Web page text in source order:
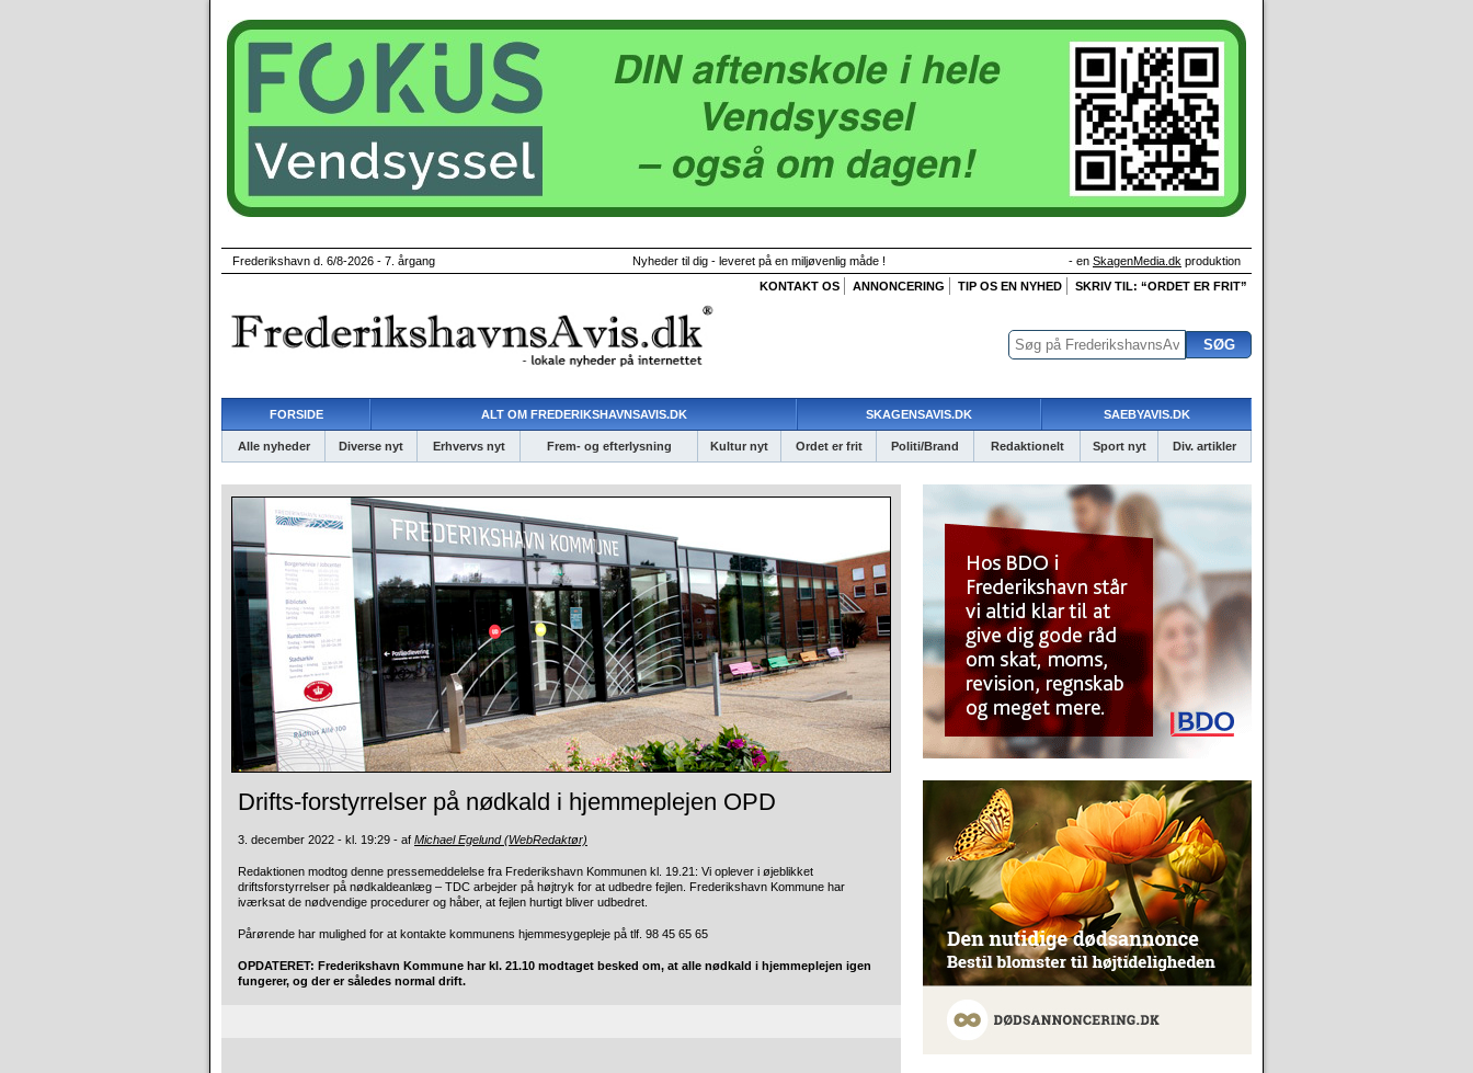
Frederikshavn d. 6/8-2026 - 7. årgang Nyheder til dig - leveret på en miljøvenlig måde ! - en SkagenMedia.dk produktion
KONTAKT OS
ANNONCERING TIP OS EN NYHED SKRIV TIL: “ORDET ER FRIT”
FORSIDE ALT OM FREDERIKSHAVNSAVIS.DK SKAGENSAVIS.DK SAEBYAVIS.DK
Alle nyheder Diverse nyt Erhvervs nyt Frem- og efterlysning Kultur nyt Ordet er frit Politi/Brand Redaktionelt Sport nyt Div. artikler
Drifts-forstyrrelser på nødkald i hjemmeplejen OPD
3. december 2022 - kl. 19:29 - af Michael Egelund (WebRedaktør)
Redaktionen modtog denne pressemeddelelse fra Frederikshavn Kommunen kl. 19.21: Vi oplever i øjeblikket
driftsforstyrrelser på nødkaldeanlæg – TDC arbejder på højtryk for at udbedre fejlen. Frederikshavn Kommune har
iværksat de nødvendige procedurer og håber, at fejlen hurtigt bliver udbedret.
Pårørende har mulighed for at kontakte kommunens hjemmesygepleje på tlf. 98 45 65 65
OPDATERET: Frederikshavn Kommune har kl. 21.10 modtaget besked om, at alle nødkald i hjemmeplejen igen
fungerer, og der er således normal drift.